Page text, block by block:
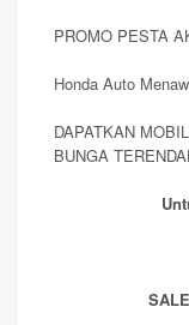
PROMO PESTA
Honda Auto
DAPATKAN
BUNGA